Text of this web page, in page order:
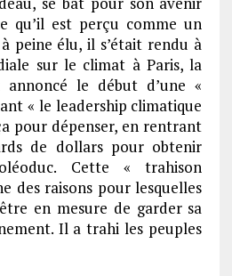
qu’il est perçu comme un
peine élu, il s’était rendu à
sur le climat à Paris, la
le début d’une «
« le leadership climatique
pour dépenser, en rentrant
de dollars pour obtenir
Cette « trahison
des raisons pour lesquelles
en mesure de garder sa
Il a trahi les peuples